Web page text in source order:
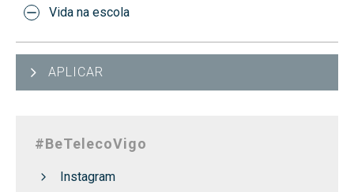
Vida na escola
APLICAR
#BeTelecoVigo
Instagram